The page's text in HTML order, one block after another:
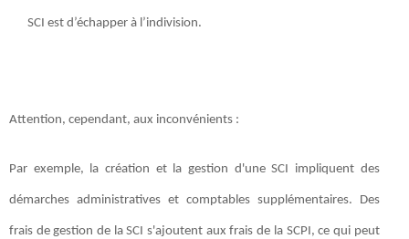
SCI est d’échapper à l’indivision.
Attention, cependant, aux inconvénients :
Par exemple, la création et la gestion d'une SCI impliquent des
démarches administratives et comptables supplémentaires. Des
frais de gestion de la SCI s'ajoutent aux frais de la SCPI, ce qui peut